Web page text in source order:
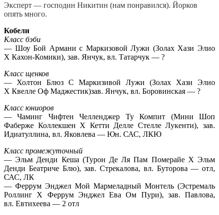
Эксперт — господин Никитин (нам понравился). Йорков
опять много.
Кобели
Класс бэби
— Шоу Бой Армани с Маркизовой Лужи (Золах Хази Элио
Х Кахон-Комики), зав. Янчук, вл. Татарчук — ?
Класс щенков
— Холтон Блюз С Маркизивой Лужи (Золах Хази Элио
Х Квелле Оф Маджестик)зав. Янчук, вл. Боровинская — ?
Класс юниоров
— Чаминг Чифтен Челленджер Ту Компит (Мини Шоп
Фаберже Коллекшен Х Кетти Делле Стелле Лукенти), зав.
Идиатуллина, вл. Яковлева — Юн. САС, ЛКЮ
Класс промежуточный
— Эльм Денди Кеша (Турон Де Ля Пам Померайе Х Эльм
Денди Беатриче Блю), зав. Стрекалова, вл. Буторова — отл,
САС, ЛК
— Феррум Энджел Мой Мармеладный Монтель (Эстремаль
Роллинг Х Феррум Энджел Ева Ом Пури), зав. Павлова,
вл. Евтихеева — 2 отл